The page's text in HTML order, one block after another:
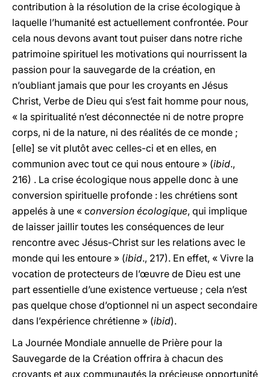
contribution à la résolution de la crise écologique à
laquelle l’humanité est actuellement confrontée. Pour
cela nous devons avant tout puiser dans notre riche
patrimoine spirituel les motivations qui nourrissent la
passion pour la sauvegarde de la création, en
n’oubliant jamais que pour les croyants en Jésus
Christ, Verbe de Dieu qui s’est fait homme pour nous,
« la spiritualité n’est déconnectée ni de notre propre
corps, ni de la nature, ni des réalités de ce monde ;
[elle] se vit plutôt avec celles-ci et en elles, en
communion avec tout ce qui nous entoure » (ibid.,
216) . La crise écologique nous appelle donc à une
conversion spirituelle profonde : les chrétiens sont
appelés à une « conversion écologique, qui implique
de laisser jaillir toutes les conséquences de leur
rencontre avec Jésus-Christ sur les relations avec le
monde qui les entoure » (ibid., 217). En effet, « Vivre la
vocation de protecteurs de l’œuvre de Dieu est une
part essentielle d’une existence vertueuse ; cela n’est
pas quelque chose d’optionnel ni un aspect secondaire
dans l’expérience chrétienne » (ibid).
La Journée Mondiale annuelle de Prière pour la
Sauvegarde de la Création offrira à chacun des
croyants et aux communautés la précieuse opportunité